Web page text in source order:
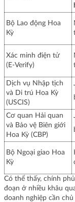
Bộ Lao động Hoa
Kỳ
Xác minh điện tử
(E-Verify)
Dịch vụ Nhập tịch
và Di trú Hoa Kỳ
(USCIS)
Cơ quan Hải quan
và Bảo vệ Biên giới
Hoa Kỳ (CBP)
Bộ Ngoại giao Hoa
Kỳ
Có thể thấy, chính
đoạn ở nhiều khâu
doanh nghiệp cần